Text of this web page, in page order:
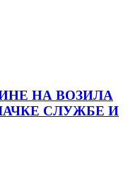
НА ВОЗИЛА
СЛУЖБЕ И